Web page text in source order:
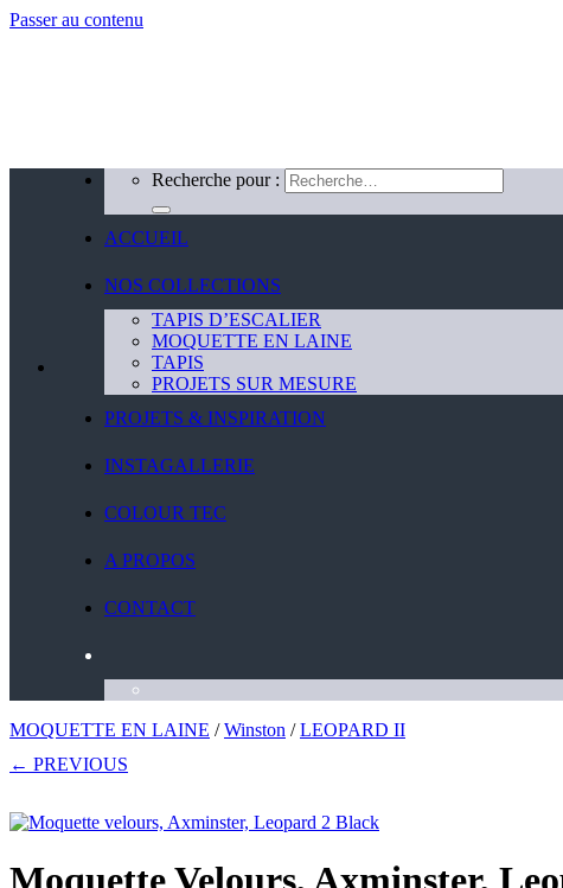
Passer au contenu
Recherche pour :
ACCUEIL
NOS COLLECTIONS
TAPIS D’ESCALIER
MOQUETTE EN LAINE
TAPIS
PROJETS SUR MESURE
PROJETS & INSPIRATION
INSTAGALLERIE
COLOUR TEC
A PROPOS
CONTACT
MOQUETTE EN LAINE / Winston / LEOPARD II
← PREVIOUS